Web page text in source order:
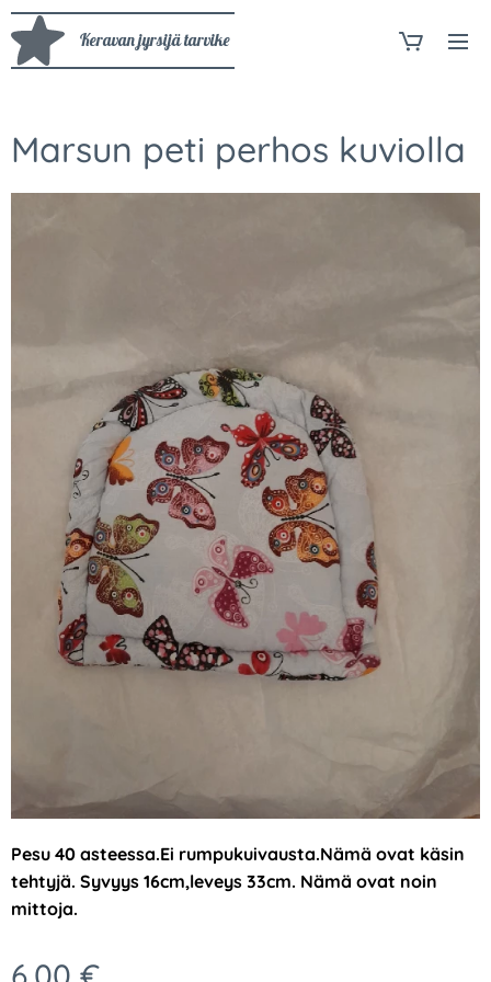
Keravan jyrsijä tarvike
Marsun peti perhos kuviolla
Pesu 40 asteessa.Ei rumpukuivausta.Nämä ovat käsin
tehtyjä. Syvyys 16cm,leveys 33cm. Nämä ovat noin
mittoja.